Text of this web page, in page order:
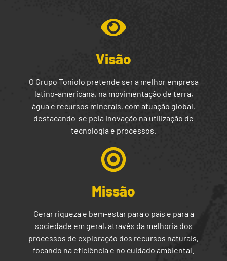
Visão
O Grupo Toniolo pretende ser a melhor empresa
latino-americana, na movimentação de terra,
água e recursos minerais, com atuação global,
destacando-se pela inovação na utilização de
tecnologia e processos.
Missão
Gerar riqueza e bem-estar para o país e para a
sociedade em geral, através da melhoria dos
processos de exploração dos recursos naturais,
focando na eficiência e no cuidado ambiental.